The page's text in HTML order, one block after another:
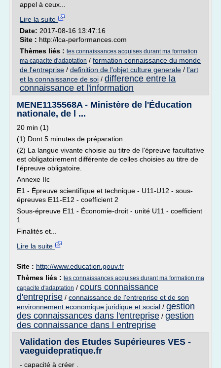
appel à ceux...
Lire la suite
Date: 2017-08-16 13:47:16
Site : http://lca-performances.com
Thèmes liés : les connaissances acquises durant ma formation
ma capacite d'adaptation / formation connaissance du monde
de l'entreprise / definition de l'objet culture generale / l'art
et la connaissance de soi / difference entre la
connaissance et l'information
MENE1135568A - Ministère de l'Éducation
nationale, de l ...
20 min (1)
(1) Dont 5 minutes de préparation.
(2) La langue vivante choisie au titre de l'épreuve facultative
est obligatoirement différente de celles choisies au titre de
l'épreuve obligatoire.
Annexe IIc
E1 - Épreuve scientifique et technique - U11-U12 - sous-
épreuves E11-E12 - coefficient 2
Sous-épreuve E11 - Économie-droit - unité U11 - coefficient
1
Finalités et...
Lire la suite
Site : http://www.education.gouv.fr
Thèmes liés : les connaissances acquises durant ma formation ma
capacite d'adaptation / cours connaissance
d'entreprise / connaissance de l'entreprise et de son
environnement economique juridique et social / gestion
des connaissances dans l'entreprise / gestion
des connaissance dans l entreprise
Validation des Etudes Supérieures VES -
vaeguidepratique.fr
- capacité à créer .